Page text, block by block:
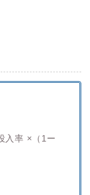
入率 ×（1ー